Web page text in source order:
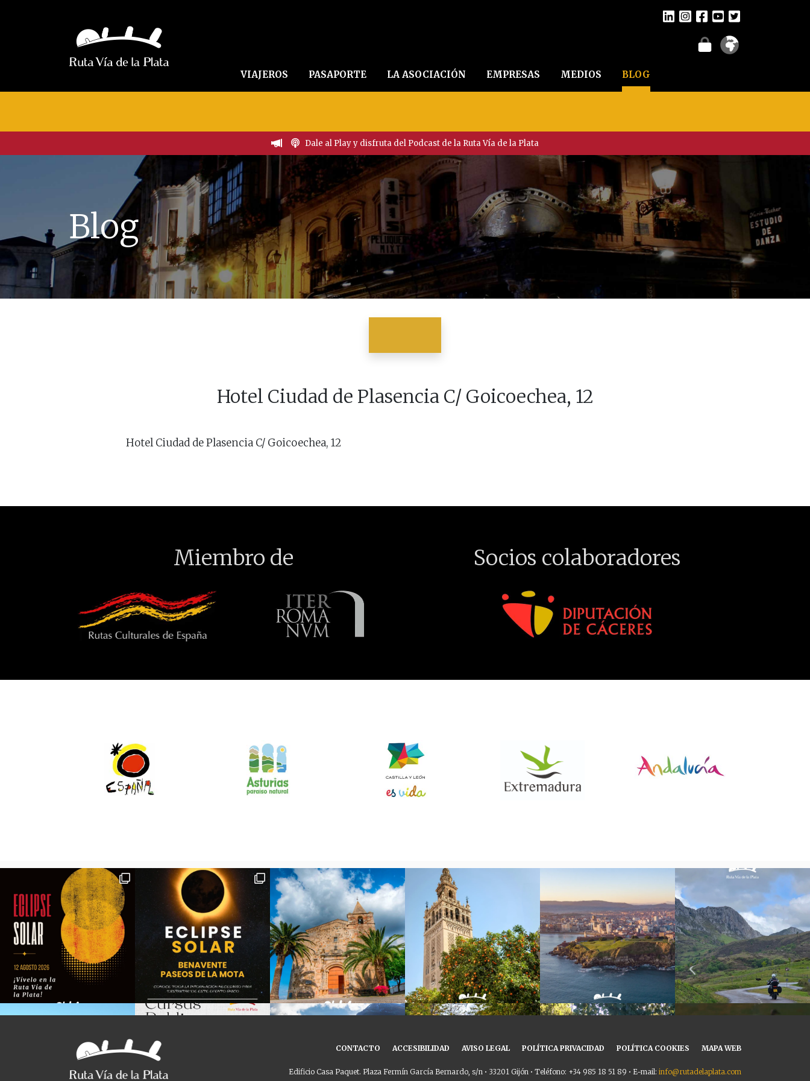
VIAJEROS PASAPORTE LA ASOCIACIÓN EMPRESAS MEDIOS BLOG
Dale al Play y disfruta del Podcast de la Ruta Vía de la Plata
Blog
Hotel Ciudad de Plasencia C/ Goicoechea, 12
Hotel Ciudad de Plasencia C/ Goicoechea, 12
Miembro de Socios colaboradores
CONTACTO ACCESIBILIDAD AVISO LEGAL POLÍTICA PRIVACIDAD POLÍTICA COOKIES MAPA WEB
Edificio Casa Paquet. Plaza Fermín García Bernardo, s/n • 33201 Gijón • Teléfono: +34 985 18 51 89 • E-mail: info@rutadelaplata.com